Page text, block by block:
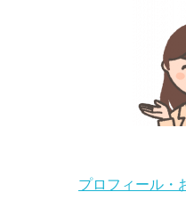
プロフィール・